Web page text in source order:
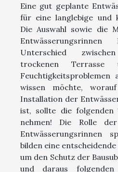
Eine gut geplante
für eine langlebige und
Die Auswahl sowie die
Unterschied
trockenen Terrasse
Feuchtigkeitsproblemen
wissen möchte,
Installation der
ist, sollte die folgenden
nehmen! Die Rolle der
Entwässerungsrinnen
bilden eine
um den Schutz der
und daraus